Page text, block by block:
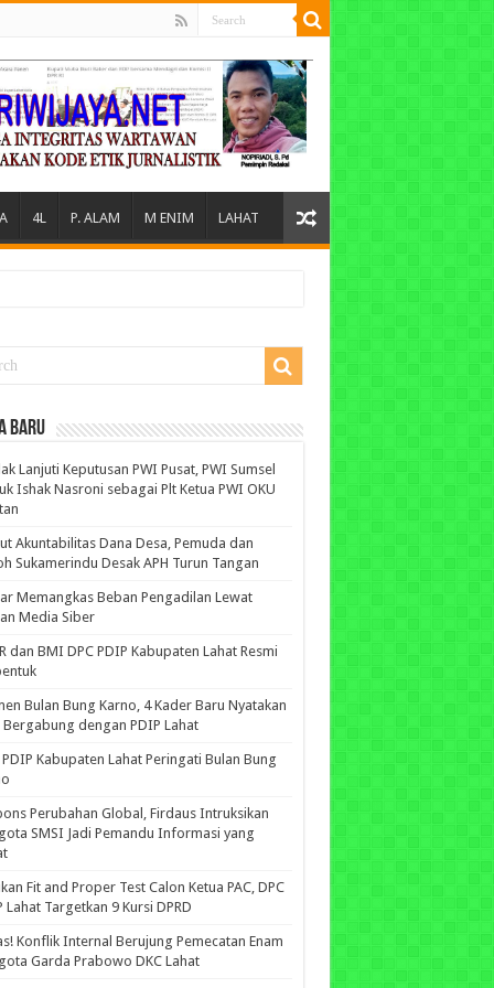
4L P. ALAM M ENIM LAHAT
BARU
Lanjuti Keputusan PWI Pusat, PWI Sumsel
Ishak Nasroni sebagai Plt Ketua PWI OKU
Akuntabilitas Dana Desa, Pemuda dan
Sukamerindu Desak APH Turun Tangan
Memangkas Beban Pengadilan Lewat
Media Siber
dan BMI DPC PDIP Kabupaten Lahat Resmi
Bulan Bung Karno, 4 Kader Baru Nyatakan
Bergabung dengan PDIP Lahat
PDIP Kabupaten Lahat Peringati Bulan Bung
Perubahan Global, Firdaus Intruksikan
SMSI Jadi Pemandu Informasi yang
Fit and Proper Test Calon Ketua PAC, DPC
Lahat Targetkan 9 Kursi DPRD
Konflik Internal Berujung Pemecatan Enam
Garda Prabowo DKC Lahat